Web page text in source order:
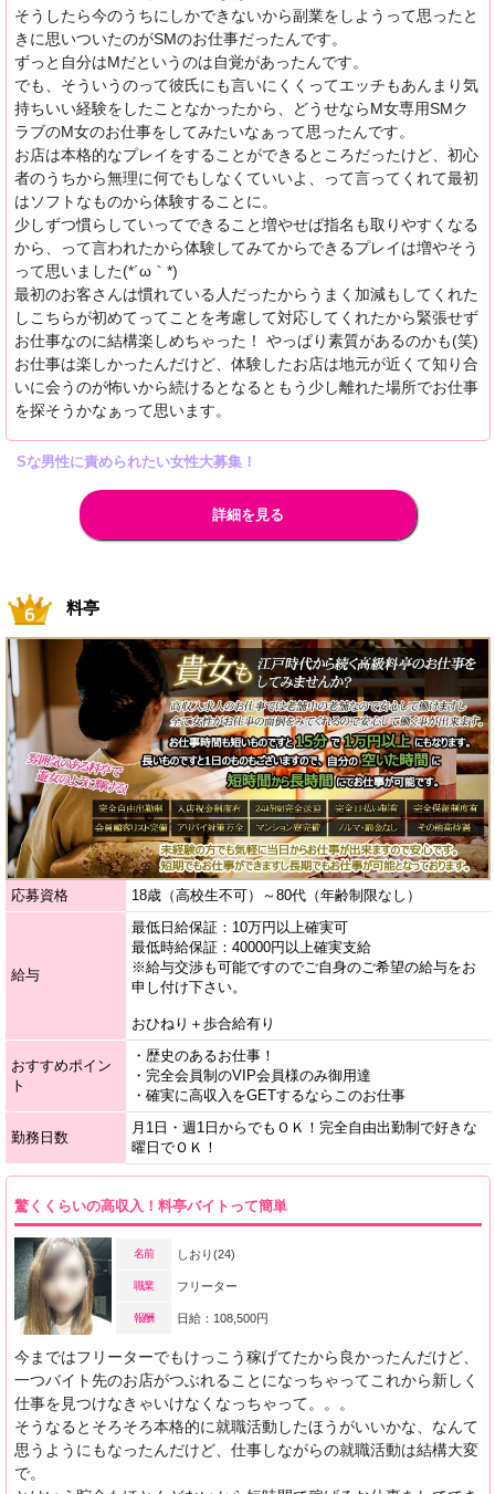
そうしたら今のうちにしかできないから副業をしようって思ったと
きに思いついたのがSMのお仕事だったんです。
ずっと自分はMだというのは自覚があったんです。
でも、そういうのって彼氏にも言いにくくってエッチもあんまり気
持ちいい経験をしたことなかったから、どうせならM女専用SMク
ラブのM女のお仕事をしてみたいなぁって思ったんです。
お店は本格的なプレイをすることができるところだったけど、初心
者のうちから無理に何でもしなくていいよ、って言ってくれて最初
はソフトなものから体験することに。
少しずつ慣らしていってできること増やせば指名も取りやすくなる
から、って言われたから体験してみてからできるプレイは増やそう
って思いました(*´ω｀*)
最初のお客さんは慣れている人だったからうまく加減もしてくれた
しこちらが初めてってことを考慮して対応してくれたから緊張せず
お仕事なのに結構楽しめちゃった！ やっぱり素質があるのかも(笑)
お仕事は楽しかったんだけど、体験したお店は地元が近くて知り合
いに会うのが怖いから続けるとなるともう少し離れた場所でお仕事
を探そうかなぁって思います。
Sな男性に責められたい女性大募集！
詳細を見る
料亭
応募資格 18歳（高校生不可）～80代（年齢制限なし）
給与
最低日給保証：10万円以上確実可
最低時給保証：40000円以上確実支給
※給与交渉も可能ですのでご自身のご希望の給与をお
申し付け下さい。
おひねり＋歩合給有り
おすすめポイン
ト
・歴史のあるお仕事！
・完全会員制のVIP会員様のみ御用達
・確実に高収入をGETするならこのお仕事
勤務日数
月1日・週1日からでもＯＫ！完全自由出勤制で好きな
曜日でＯＫ！
驚くくらいの高収入！料亭バイトって簡単
名前 しおり(24)
職業 フリーター
報酬 日給：108,500円
今まではフリーターでもけっこう稼げてたから良かったんだけど、
一つバイト先のお店がつぶれることになっちゃってこれから新しく
仕事を見つけなきゃいけなくなっちゃって。。。
そうなるとそろそろ本格的に就職活動したほうがいいかな、なんて
思うようにもなったんだけど、仕事しながらの就職活動は結構大変
で。